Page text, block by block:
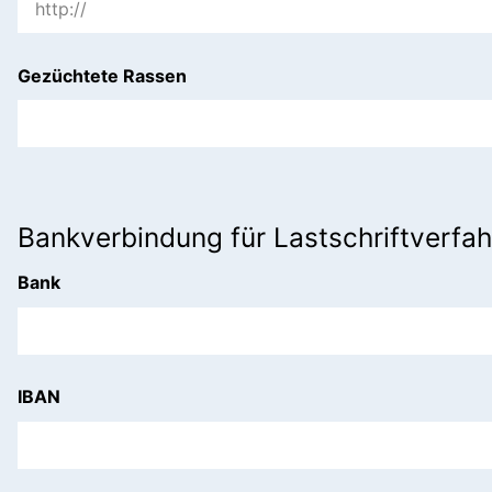
Gezüchtete Rassen
Bankverbindung für
Bank
IBAN